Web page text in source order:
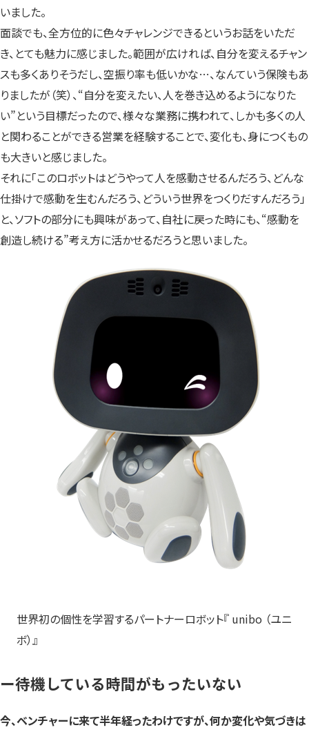
いました。
面談でも、全方位的に色々チャレンジできるというお話をいただ
き、とても魅力に感じました。範囲が広ければ、自分を変えるチャン
スも多くありそうだし、空振り率も低いかな…、なんていう保険もあ
りましたが（笑）、“自分を変えたい、人を巻き込めるようになりた
い”という目標だったので、様々な業務に携われて、しかも多くの人
と関わることができる営業を経験することで、変化も、身につくもの
も大きいと感じました。
それに「このロボットはどうやって人を感動させるんだろう、どんな
仕掛けで感動を生むんだろう、どういう世界をつくりだすんだろう」
と、ソフトの部分にも興味があって、自社に戻った時にも、“感動を
創造し続ける”考え方に活かせるだろうと思いました。
世界初の個性を学習するパートナーロボット『 unibo （ユニ
ボ）』
ー待機している時間がもったいない
今、ベンチャーに来て半年経ったわけですが、何か変化や気づきは